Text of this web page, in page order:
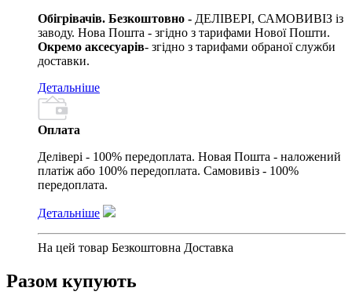
Обігрівачів. Безкоштовно - ДЕЛІВЕРІ, САМОВИВІЗ із
заводу. Нова Пошта - згідно з тарифами Нової Пошти.
Окремо аксесуарів- згідно з тарифами обраної служби
доставки.
Детальніше
Оплата
Делівері - 100% передоплата. Новая Пошта - наложений
платіж або 100% передоплата. Самовивіз - 100%
передоплата.
Детальніше
На цей товар Безкоштовна Доставка
Разом купують